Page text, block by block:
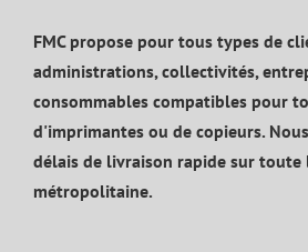
FMC propose pour tous types de
administrations, collectivités,
consommables compatibles pour
d'imprimantes ou de copieurs.
délais de livraison rapide sur toute
métropolitaine.